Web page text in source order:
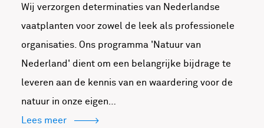
Wij verzorgen determinaties van Nederlandse
vaatplanten voor zowel de leek als professionele
organisaties. Ons programma 'Natuur van
Nederland' dient om een belangrijke bijdrage te
leveren aan de kennis van en waardering voor de
natuur in onze eigen…
Lees meer